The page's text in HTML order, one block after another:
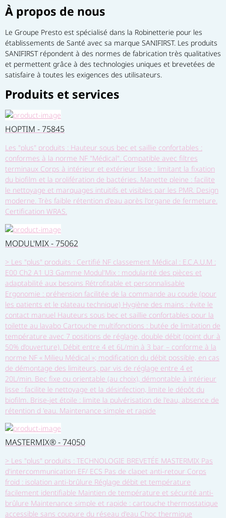
À propos de nous
Le Groupe Presto est spécialisé dans la Robinetterie pour les
établissements de Santé avec sa marque SANIFIRST. Les produits
SANIFIRST répondent à des normes de fabrication très qualitatives
et permettent grâce à des technologies uniques et brevetées de
satisfaire à toutes les exigences des utilisateurs.
Produits et services
HOPTIM - 75845
Les "plus" produits : Hauteur sous bec et saillie confortables :
conformes à la norme NF "Médical". Compatible avec filtres
terminaux Corps à intérieur et extérieur lisse : limitant la fixation
du biofilm et la prolifération de bactéries. Manette pleine : facilite
le nettoyage et marquages intuitifs et visibles par les PMR. Design
moderne. Très faible rétention d'eau après l'organe de fermeture.
Certification WRAS.
MODUL'MIX - 75062
> Les "plus" produits : Certifié NF classement Médical : E.C.A.U.M :
E00 Ch2 A1 U3 Gamme Modul'Mix : modularité des pièces et
adaptabilité aux besoins Rétrofitable et personnalisable
Ergonomie : préhension facilitée de la commande au coude (pour
les patients et le plateau technique) Hygiène des mains : évite le
contact manuel Hauteurs sous bec et saillie confortables pour la
toilette au lavabo Cartouche multifonctions : butée de limitation de
température avec 7 positions de réglage, double débit (point dur à
50% d’ouverture). Débit entre 4 et 6L/min à 3 bar – conforme à la
norme NF « Milieu Médical »; modification du débit possible, en cas
de démontage des limiteurs, par vis de réglage entre 4 et
20L/min. Bec fixe ou orientable (au choix), démontable à intérieur
lisse : facilite le nettoyage et la désinfection, limite le dépôt du
biofilm. Brise-jet étoile : limite la pulvérisation de l'eau, absence de
rétention d 'eau. Maintenance simple et rapide
MASTERMIX® - 74050
> Les "plus" produits : TECHNOLOGIE BREVETÉE MASTERMIX Pas
d'intercommunication EF/ ECS Pas de clapet anti-retour Corps
froid : isolation anti-brûlure Réglage débit et température
facilement identifiable Maintien de température et sécurité anti-
brûlure Maintenance simple et rapide : cartouche thermostatique
accessible sans coupure du réseau d'eau Choc thermique